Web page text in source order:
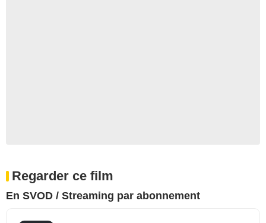
Regarder ce film
En SVOD / Streaming par abonnement